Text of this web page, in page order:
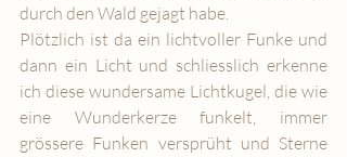
durch den Wald gejagt habe.
Plötzlich ist da ein lichtvoller Funke und
dann ein Licht und schliesslich erkenne
ich diese wundersame Lichtkugel, die wie
eine Wunderkerze funkelt, immer
grössere Funken versprüht und Sterne